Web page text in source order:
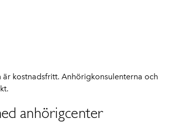
kostnadsfritt. Anhörigkonsulenterna och
anhörigcenter